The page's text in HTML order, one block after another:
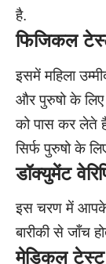
है.
फिजिकल
इसमें महिला
और पुरुषो के लिए
को पास कर लेते
सिर्फ पुरुषो के
डॉक्युमेंट
इस चरण में आपके
बारीकी से जाँच
मेडिकल टेस्ट